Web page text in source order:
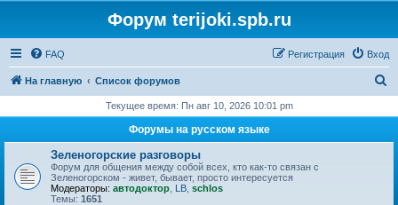
Форум terijoki.spb.ru
FAQ Вход
Регистрация
На главную Список форумов
с
Текущее время: Пн авг 10, 2026 10:01 pm
Форумы на русском языке
Зеленогорские разговоры
Форум для общения между собой всех, кто как-то связан с
Зеленогорском - живет, бывает, просто интересуется
Модераторы: автодоктор LB schlos
Темы: 1651